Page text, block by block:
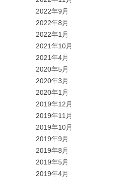
2022年9月
2022年8月
2022年1月
2021年10月
2021年4月
2020年5月
2020年3月
2020年1月
2019年12月
2019年11月
2019年10月
2019年9月
2019年8月
2019年5月
2019年4月